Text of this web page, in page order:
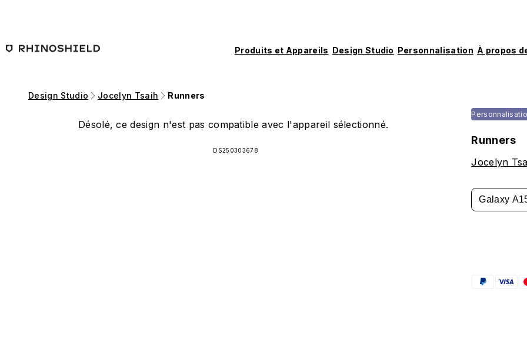
Produits et Appareils Design Studio Personnalisation À propos
Design Studio Jocelyn Tsaih Runners
Désolé, ce design n'est pas compatible avec l'appareil sélectionné.
DS250303678
Runners
Jocelyn
Galaxy